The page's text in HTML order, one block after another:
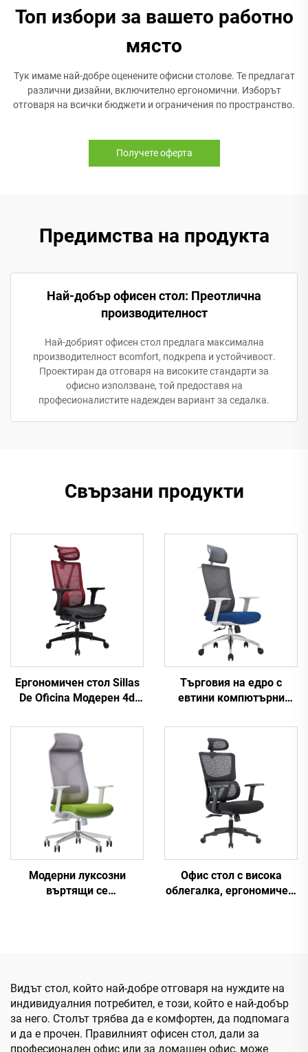
Топ избори за вашето работно
място
Тук имаме най-добре оценените офисни столове. Те предлагат
различни дизайни, включително ергономични. Изборът
отговаря на всички бюджети и ограничения по пространство.
Получете оферта
Предимства на продукта
Най-добър офисен стол: Преотлична
производителност
Най-добрият офисен стол предлага максимална
производителност вcomfort, подкрепа и устойчивост.
Проектиран да отговаря на високите стандарти за
офисно използване, той предоставя на
професионалистите надежден вариант за седалка.
Свързани продукти
Ергономичен стол Sillas
De Oficina Модерен 4d
найлонова рамка Мрежа
Ергономичен офис на
директора Cadeira De
Escritorio
Търговия на едро с
евтини компютърни
облегалка за персонал
Удобен мрежест плат
Ергономичен офис стол
Модерни луксозни
въртящи се
Офис стол с висока
облегалка, ергономичен,
Видът стол, който най-добре отговаря на нуждите на
индивидуалния потребител, е този, който е най-добър
за него. Столът трябва да е комфортен, да подпомага
и да е прочен. Правилният офисен стол, дали за
професионален офис или за домашен офис, може